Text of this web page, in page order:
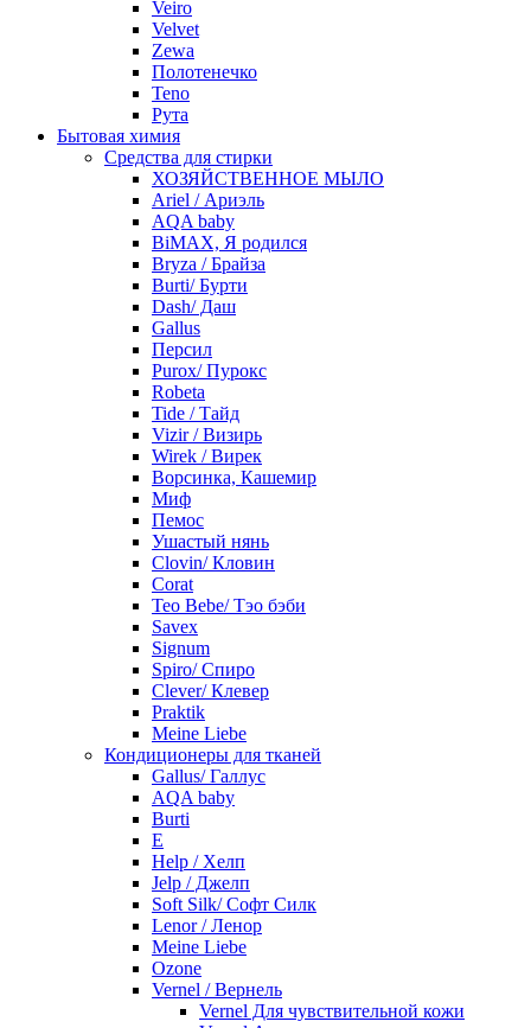
Veiro
Velvet
Zewa
Полотенечко
Teno
Рута
Бытовая химия
Средства для стирки
ХОЗЯЙСТВЕННОЕ МЫЛО
Ariel / Ариэль
AQA baby
BiMAX, Я родился
Bryza / Брайза
Burti/ Бурти
Dash/ Даш
Gallus
Персил
Purox/ Пурокс
Robeta
Tide / Тайд
Vizir / Визирь
Wirek / Вирек
Ворсинка, Кашемир
Миф
Пемос
Ушастый нянь
Clovin/ Кловин
Corat
Teo Bebe/ Тэо бэби
Savex
Signum
Spiro/ Спиро
Clever/ Клевер
Praktik
Meine Liebe
Кондиционеры для тканей
Gallus/ Галлус
AQA baby
Burti
E
Help / Хелп
Jelp / Джелп
Soft Silk/ Софт Силк
Lenor / Ленор
Meine Liebe
Ozone
Vernel / Вернель
Vernel Для чувствительной кожи